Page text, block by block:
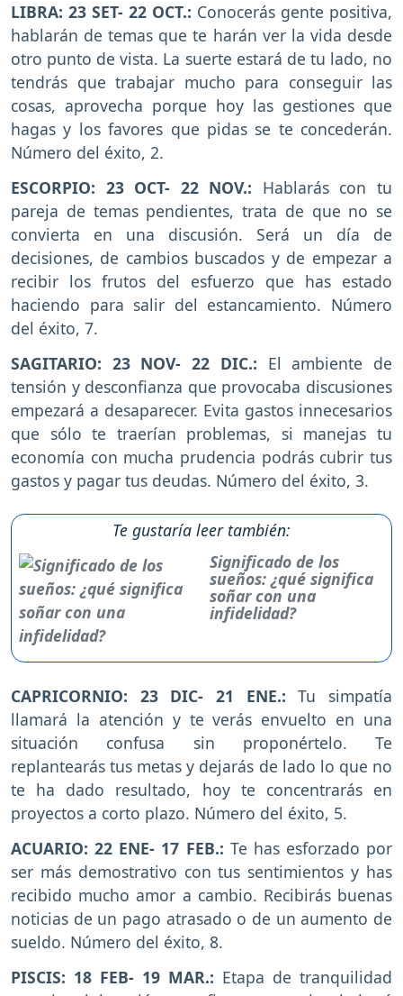
LIBRA: 23 SET- 22 OCT.: Conocerás gente positiva,
hablarán de temas que te harán ver la vida desde
otro punto de vista. La suerte estará de tu lado, no
tendrás que trabajar mucho para conseguir las
cosas, aprovecha porque hoy las gestiones que
hagas y los favores que pidas se te concederán.
Número del éxito, 2.
ESCORPIO: 23 OCT- 22 NOV.: Hablarás con tu
pareja de temas pendientes, trata de que no se
convierta en una discusión. Será un día de
decisiones, de cambios buscados y de empezar a
recibir los frutos del esfuerzo que has estado
haciendo para salir del estancamiento. Número
del éxito, 7.
SAGITARIO: 23 NOV- 22 DIC.: El ambiente de
tensión y desconfianza que provocaba discusiones
empezará a desaparecer. Evita gastos innecesarios
que sólo te traerían problemas, si manejas tu
economía con mucha prudencia podrás cubrir tus
gastos y pagar tus deudas. Número del éxito, 3.
Te gustaría leer también:
Significado de los
sueños: ¿qué significa
soñar con una
infidelidad?
CAPRICORNIO: 23 DIC- 21 ENE.: Tu simpatía
llamará la atención y te verás envuelto en una
situación confusa sin proponértelo. Te
replantearás tus metas y dejarás de lado lo que no
te ha dado resultado, hoy te concentrarás en
proyectos a corto plazo. Número del éxito, 5.
ACUARIO: 22 ENE- 17 FEB.: Te has esforzado por
ser más demostrativo con tus sentimientos y has
recibido mucho amor a cambio. Recibirás buenas
noticias de un pago atrasado o de un aumento de
sueldo. Número del éxito, 8.
PISCIS: 18 FEB- 19 MAR.: Etapa de tranquilidad